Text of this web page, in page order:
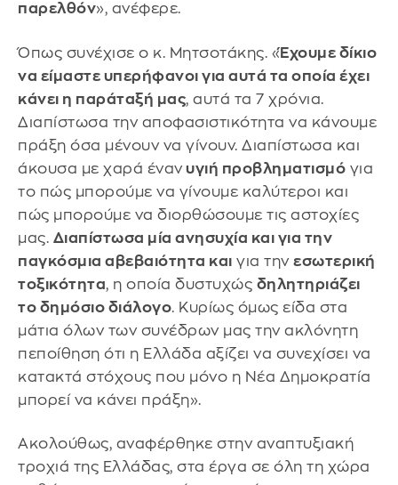
παρελθόν», ανέφερε.
Όπως συνέχισε ο κ. Μητσοτάκης. «Έχουμε δίκιο
να είμαστε υπερήφανοι για αυτά τα οποία έχει
κάνει η παράταξή μας, αυτά τα 7 χρόνια.
Διαπίστωσα την αποφασιστικότητα να κάνουμε
πράξη όσα μένουν να γίνουν. Διαπίστωσα και
άκουσα με χαρά έναν υγιή προβληματισμό για
το πώς μπορούμε να γίνουμε καλύτεροι και
πώς μπορούμε να διορθώσουμε τις αστοχίες
μας. Διαπίστωσα μία ανησυχία και για την
παγκόσμια αβεβαιότητα και για την εσωτερική
τοξικότητα, η οποία δυστυχώς δηλητηριάζει
το δημόσιο διάλογο. Κυρίως όμως είδα στα
μάτια όλων των συνέδρων μας την ακλόνητη
πεποίθηση ότι η Ελλάδα αξίζει να συνεχίσει να
κατακτά στόχους που μόνο η Νέα Δημοκρατία
μπορεί να κάνει πράξη».
Ακολούθως, αναφέρθηκε στην αναπτυξιακή
τροχιά της Ελλάδας, στα έργα σε όλη τη χώρα